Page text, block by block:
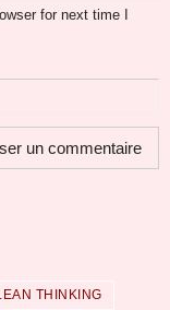
for next time I
THINKING